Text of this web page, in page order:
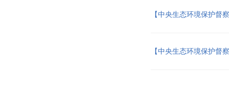
【中央生态环境保护督
【中央生态环境保护督